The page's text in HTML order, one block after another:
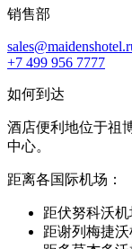
销售部
+7 499 956 7777
如何到达
酒店便利地位于祖
中心。
距离各国际机场：
距伏努科沃机
距谢列梅捷沃